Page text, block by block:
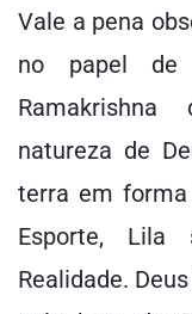
Vale a pena
no papel de
Ramakrishna
natureza de
terra em forma
Esporte,
Realidade.